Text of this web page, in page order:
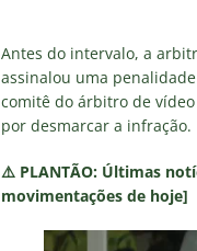
Antes do intervalo, a
assinalou uma
comitê do árbitro de
por desmarcar a infração.
⚠️ PLANTÃO: Últimas
movimentações de hoje]